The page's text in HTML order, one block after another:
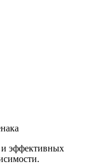
и эффективных